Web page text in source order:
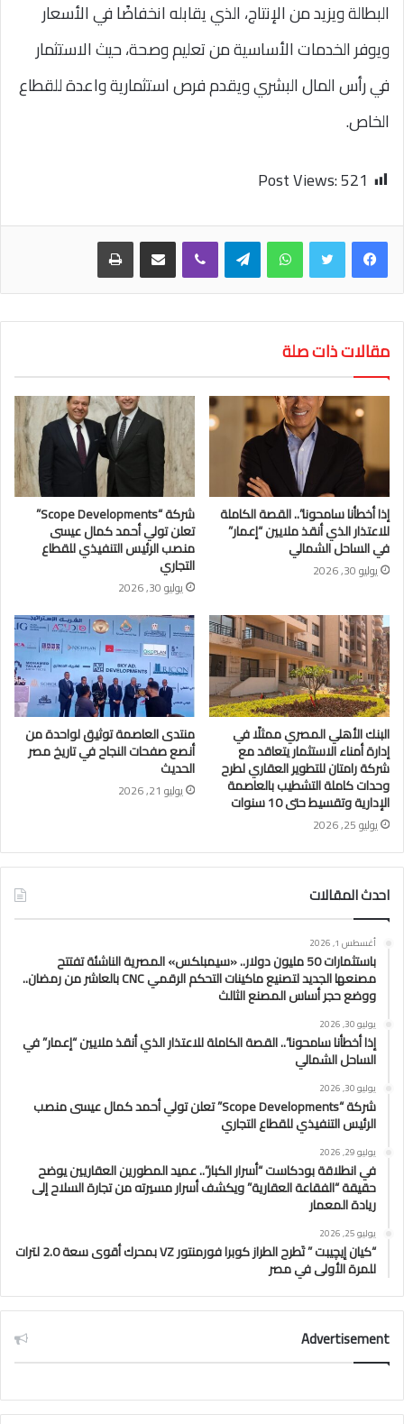
البطالة ويزيد من الإنتاج، الذي يقابله انخفاضًا في الأسعار
ويوفر الخدمات الأساسية من تعليم وصحة، حيث الاستثمار
في رأس المال البشري ويقدم فرص استثمارية واعدة للقطاع
الخاص.
Post Views:521
واتساب تيلقرام
مقالات ذات صلة
إذا أخطأنا سامحونا”.. القصة الكاملة
للاعتذار الذي أنقذ ملايين “إعمار”
في الساحل الشمالي
يوليو 30, 2026
شركة “Scope Developments”
تعلن تولي أحمد كمال عيسى
منصب الرئيس التنفيذي للقطاع
التجاري
يوليو 30, 2026
البنك الأهلي المصري ممثلًا في
إدارة أمناء الاستثمار يتعاقد مع
شركة رامتان للتطوير العقاري لطرح
وحدات كاملة التشطيب بالعاصمة
الإدارية وتقسيط حتى 10 سنوات
يوليو 25, 2026
منتدى العاصمة توثيق لواحدة من
أنصع صفحات النجاح في تاريخ مصر
الحديث
يوليو 21, 2026
احدث المقالات
أغسطس 1, 2026
باستثمارات 50 مليون دولار.. «سيمبلكس» المصرية الناشئة تفتتح
مصنعها الجديد لتصنيع ماكينات التحكم الرقمي CNC بالعاشر من رمضان..
ووضع حجر أساس المصنع الثالث
يوليو 30, 2026
إذا أخطأنا سامحونا”.. القصة الكاملة للاعتذار الذي أنقذ ملايين “إعمار” في
الساحل الشمالي
يوليو 30, 2026
شركة “Scope Developments” تعلن تولي أحمد كمال عيسى منصب
الرئيس التنفيذي للقطاع التجاري
يوليو 29, 2026
في انطلاقة بودكاست “أسرار الكبار”.. عميد المطورين العقاريين يوضح
حقيقة “الفقاعة العقارية” ويكشف أسرار مسيرته من تجارة السلاح إلى
ريادة المعمار
يوليو 25, 2026
“كيان إيچيبت ” تَطرح الطراز كوبرا فورمنتور VZ بمحرك أقوى سعة 2.0 لترات
للمرة الأولى في مصر
Advertisement